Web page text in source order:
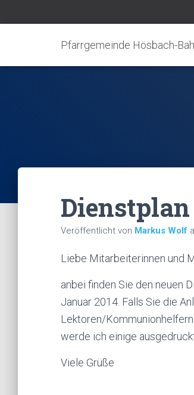
Pfarrgemeinde Hösbach-
Veröffentlicht von Markus Wolf
Liebe Mitarbeiterinnen und
anbei finden Sie den neuen
Januar 2014. Falls Sie die
Lektoren/
werde ich einige
Viele Grüße